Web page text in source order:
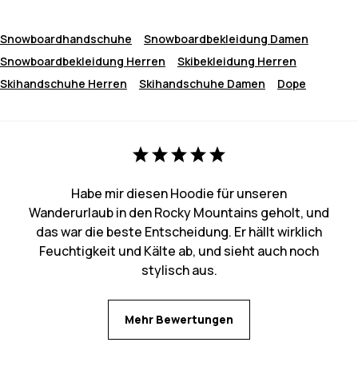
Snowboardhandschuhe
Snowboardbekleidung Damen
Snowboardbekleidung Herren
Skibekleidung Herren
Skihandschuhe Herren
Skihandschuhe Damen Dope
Habe mir diesen Hoodie für unseren
Wanderurlaub in den Rocky Mountains geholt, und
das war die beste Entscheidung. Er hällt wirklich
Feuchtigkeit und Kälte ab, und sieht auch noch
stylisch aus.
Mehr Bewertungen